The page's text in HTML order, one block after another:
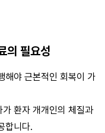
의 필요성
해야 근본적인 회복이 가
환자 개개인의 체질과
합니다.